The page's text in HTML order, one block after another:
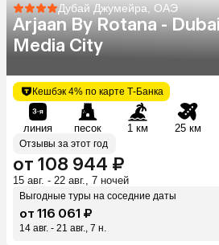
Дубай Джумейра, ОАЭ
Arjaan By Rotana -
Media City
Кешбэк 4% по карте Т-Банка
линия песок 1 км 25 км
Отзывы за этот год
от 108 944 ₽
15 авг. - 22 авг., 7 ночей
Выгодные туры на соседние даты
от 116 061 ₽
14 авг. - 21 авг., 7 н.